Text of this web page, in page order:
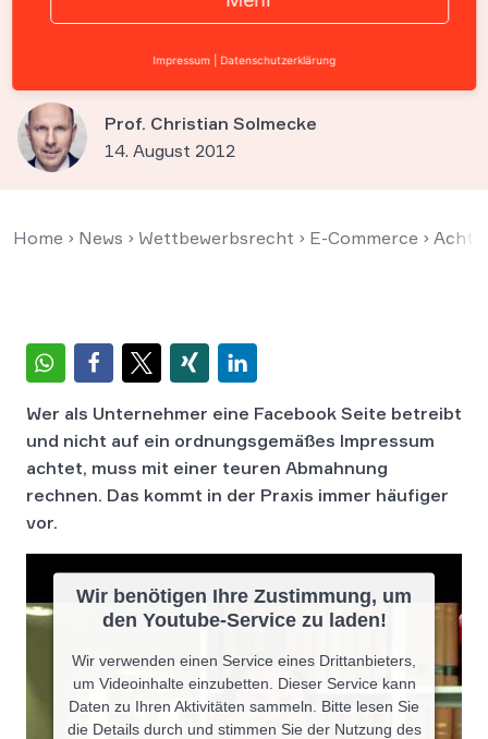
unzureichendem Facebook
Impressum
Prof. Christian Solmecke
14. August 2012
Home › News › Wettbewerbsrecht › E-Commerce ›
Wer als Unternehmer eine Facebook Seite betreibt
und nicht auf ein ordnungsgemäßes Impressum
achtet, muss mit einer teuren Abmahnung
rechnen. Das kommt in der Praxis immer häufiger
vor.
Wir benötigen Ihre Zustimmung, um
den Youtube-Service zu laden!
Wir verwenden einen Service eines Drittanbieters,
um Videoinhalte einzubetten. Dieser Service kann
Daten zu Ihren Aktivitäten sammeln. Bitte lesen Sie
die Details durch und stimmen Sie der Nutzung des
Impressum Datenschutzerklärung